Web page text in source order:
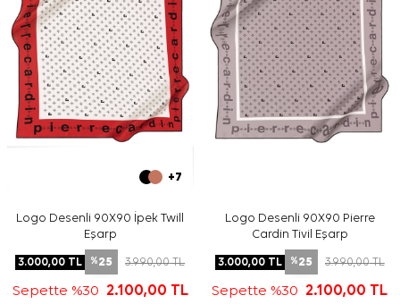
+7
Logo Desenli 90X90 İpek Twill
Eşarp
3.000,00 TL %25 3.990,00TL
Sepette %30 2.100,00 TL
Logo Desenli 90X90 Pierre
Cardin Tivil Eşarp
3.000,00TL %25 3.990,00TL
Sepette %30 2.100,00 TL